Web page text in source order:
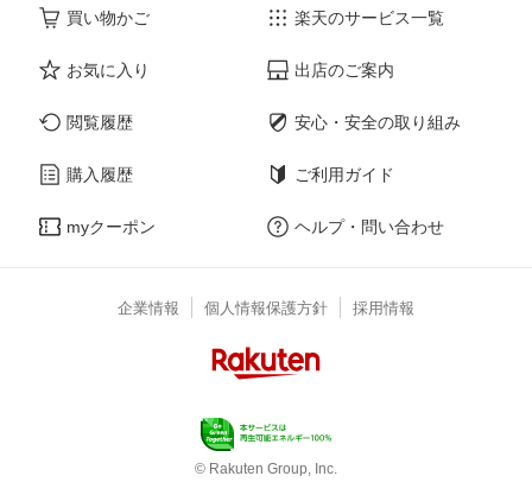
買い物かご
お気に入り
閲覧履歴
購入履歴
myクーポン
楽天のサービス一覧
出店のご案内
安心・安全の取り組み
ご利用ガイド
ヘルプ・問い合わせ
企業情報 個人情報保護方針 採用情報
© Rakuten Group, Inc.